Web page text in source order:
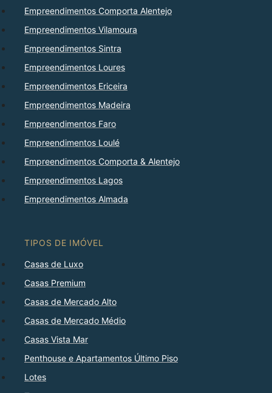
Empreendimentos Comporta Alentejo
Empreendimentos Vilamoura
Empreendimentos Sintra
Empreendimentos Loures
Empreendimentos Ericeira
Empreendimentos Madeira
Empreendimentos Faro
Empreendimentos Loulé
Empreendimentos Comporta & Alentejo
Empreendimentos Lagos
Empreendimentos Almada
TIPOS DE IMÓVEL
Casas de Luxo
Casas Premium
Casas de Mercado Alto
Casas de Mercado Médio
Casas Vista Mar
Penthouse e Apartamentos Último Piso
Lotes